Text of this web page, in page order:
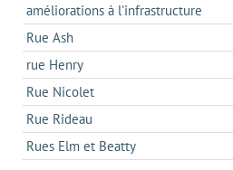
améliorations à l'infrastructure
Rue Ash
rue Henry
Rue Nicolet
Rue Rideau
Rues Elm et Beatty